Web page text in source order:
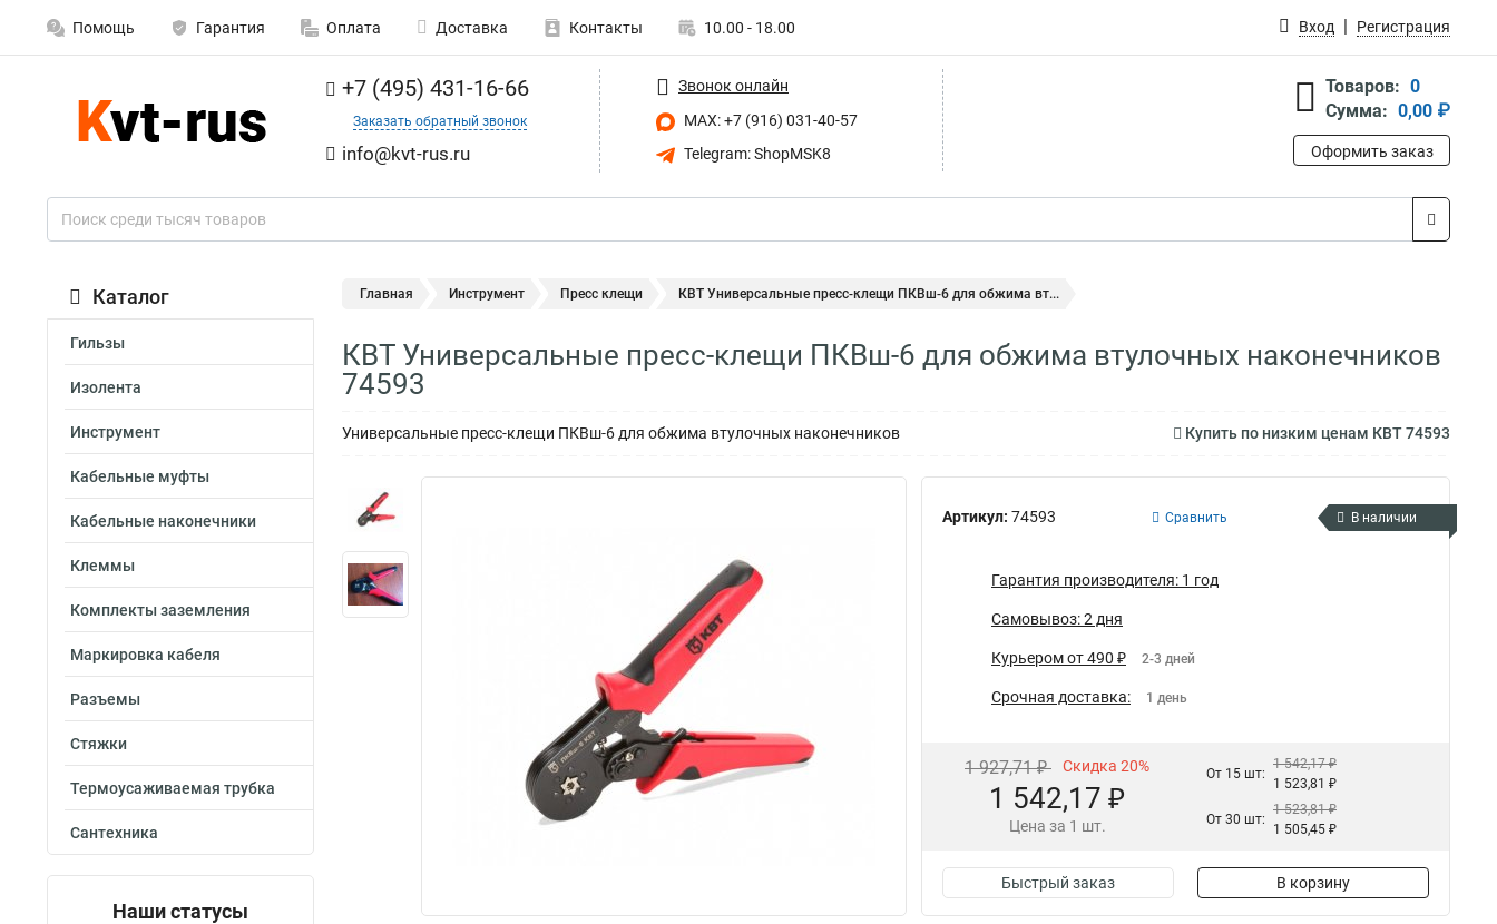
Помощь Гарантия Оплата Доставка Контакты 10.00 - 18.00 Вход Регистрация
+7 (495) 431-16-66
Заказать обратный звонок
info@kvt-rus.ru
Звонок онлайн
MAX: +7 (916) 031-40-57
Telegram: ShopMSK8
Товаров: 0
Сумма: 0,00 ₽
Оформить заказ
Каталог
Гильзы
Изолента
Инструмент
Кабельные муфты
Кабельные наконечники
Клеммы
Комплекты заземления
Маркировка кабеля
Разъемы
Стяжки
Термоусаживаемая трубка
Сантехника
Наши статусы
Главная Инструмент Пресс клещи КВТ Универсальные пресс-клещи ПКВш-6 для обжима вт...
КВТ Универсальные пресс-клещи ПКВш-6 для обжима втулочных наконечников
74593
Универсальные пресс-клещи ПКВш-6 для обжима втулочных наконечников Купить по низким ценам КВТ 74593
Артикул: 74593 Сравнить В наличии
Гарантия производителя: 1 год
Самовывоз: 2 дня
Курьером от 490 ₽ 2-3 дней
Срочная доставка: 1 день
1 927,71 ₽ Скидка 20%
1 542,17 ₽
Цена за 1 шт.
От 15 шт:
1 542,17 ₽
1 523,81 ₽
От 30 шт:
1 523,81 ₽
1 505,45 ₽
Быстрый заказ В корзину